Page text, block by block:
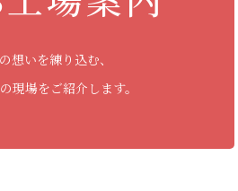
想いを練り込む、
現場をご紹介します。